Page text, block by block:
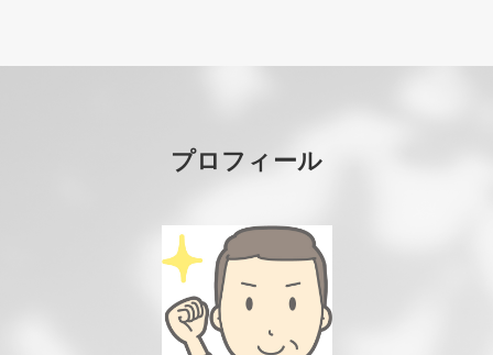
プロフィール